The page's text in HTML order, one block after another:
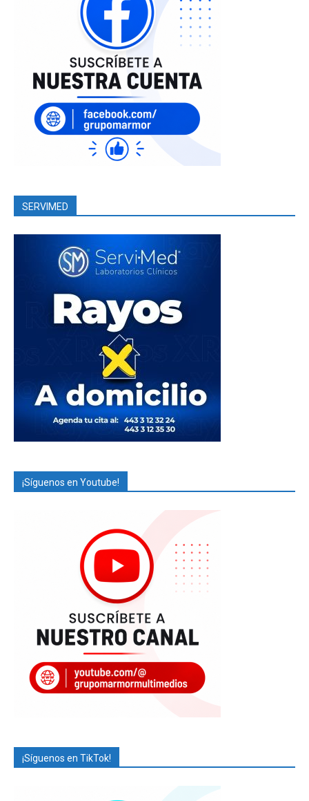
SERVIMED
¡Síguenos en Youtube!
¡Síguenos en TikTok!